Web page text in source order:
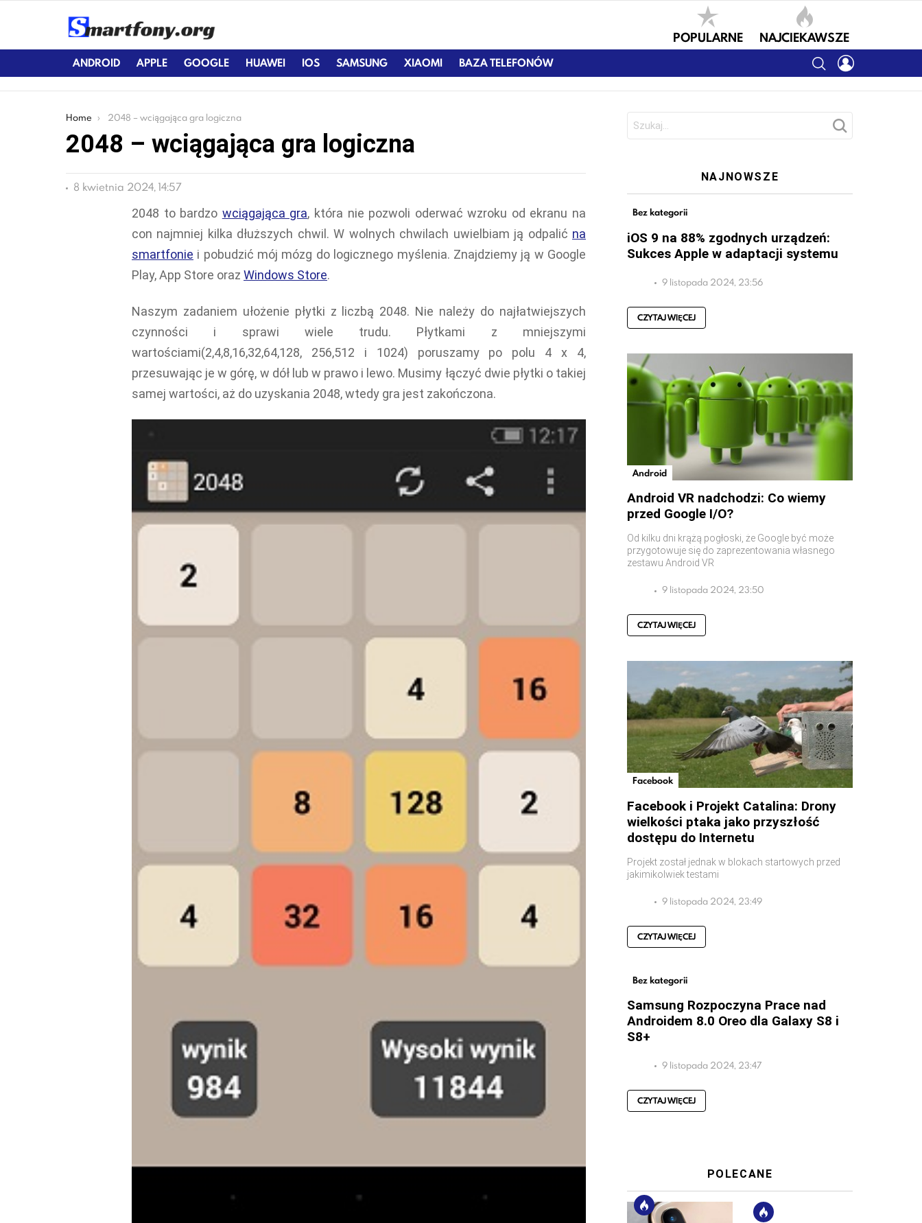
POPULARNE NAJCIEKAWSZE
ANDROID APPLE GOOGLE HUAWEI IOS SAMSUNG XIAOMI BAZA TELEFONÓW SEARCH
You are here:
Home 2048 – wciągająca gra logiczna
2048 – wciągająca gra logiczna
8 kwietnia 2024, 14:57
2048 to bardzo wciągająca gra, która nie pozwoli oderwać wzroku od ekranu na
con najmniej kilka dłuższych chwil. W wolnych chwilach uwielbiam ją odpalić na
smartfonie i pobudzić mój mózg do logicznego myślenia. Znajdziemy ją w Google
Play, App Store oraz Windows Store.
Naszym zadaniem ułożenie płytki z liczbą 2048. Nie należy do najłatwiejszych
czynności i sprawi wiele trudu. Płytkami z mniejszymi
wartościami(2,4,8,16,32,64,128, 256,512 i 1024) poruszamy po polu 4 x 4,
przesuwając je w górę, w dół lub w prawo i lewo. Musimy łączyć dwie płytki o takiej
samej wartości, aż do uzyskania 2048, wtedy gra jest zakończona.
NAJNOWSZE
Bez kategorii
iOS 9 na 88% zgodnych urządzeń:
Sukces Apple w adaptacji systemu
9 listopada 2024, 23:56
CZYTAJ WIĘCEJ
Android
Android VR nadchodzi: Co wiemy
przed Google I/O?
Od kilku dni krążą pogłoski, że Google być może
przygotowuje się do zaprezentowania własnego
zestawu Android VR
9 listopada 2024, 23:50
CZYTAJ WIĘCEJ
Facebook
Facebook i Projekt Catalina: Drony
wielkości ptaka jako przyszłość
dostępu do Internetu
Projekt został jednak w blokach startowych przed
jakimikolwiek testami
9 listopada 2024, 23:49
CZYTAJ WIĘCEJ
Bez kategorii
Samsung Rozpoczyna Prace nad
Androidem 8.0 Oreo dla Galaxy S8 i
S8+
9 listopada 2024, 23:47
CZYTAJ WIĘCEJ
POLECANE